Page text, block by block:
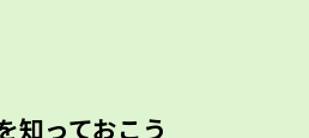
知っておこう